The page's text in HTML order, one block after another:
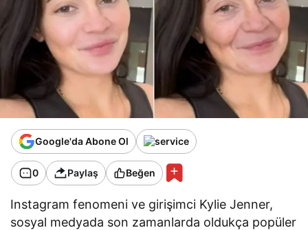
Google'da Abone Ol
0 Paylaş Beğen
Instagram fenomeni ve girişimci Kylie Jenner,
sosyal medyada son zamanlarda oldukça popüler